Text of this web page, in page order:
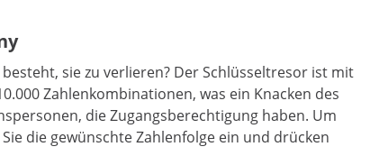
sie zu verlieren? Der Schlüsseltresor ist mit
Zahlenkombinationen, was ein Knacken des
die Zugangsberechtigung haben. Um
die gewünschte Zahlenfolge ein und drücken